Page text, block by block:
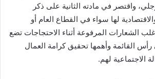
واقتصر في مادته الثانية على ذكر
لها سواء في القطاع العام أو
الشعارات المرفوعة أثناء الاحتجاجات تضع
رأس القائمة وأهمها تحقيق كرامة العمال
الاجتماعية لهم.